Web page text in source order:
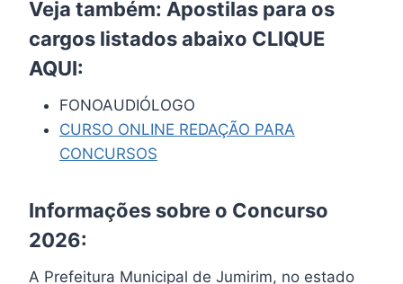
Veja também: Apostilas para os
cargos listados abaixo CLIQUE
AQUI:
FONOAUDIÓLOGO
CURSO ONLINE REDAÇÃO PARA
CONCURSOS
Informações sobre o Concurso
2026:
A Prefeitura Municipal de Jumirim, no estado